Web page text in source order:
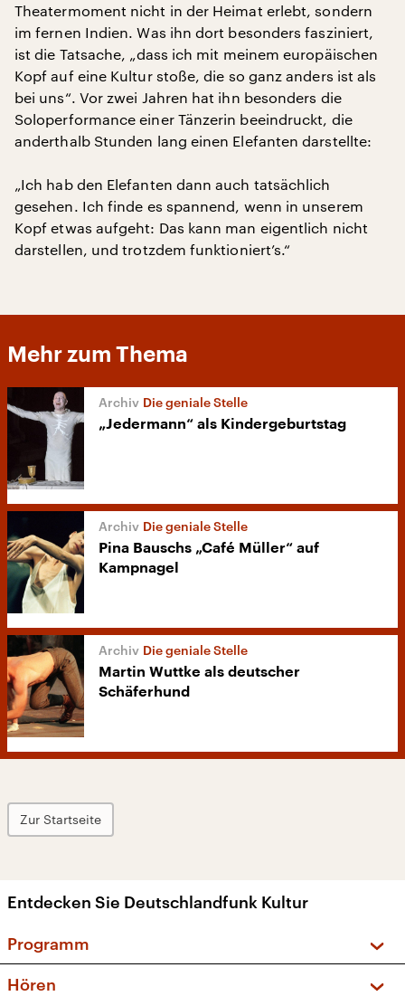
Theatermoment nicht in der Heimat erlebt, sondern
im fernen Indien. Was ihn dort besonders fasziniert,
ist die Tatsache, „dass ich mit meinem europäischen
Kopf auf eine Kultur stoße, die so ganz anders ist als
bei uns“. Vor zwei Jahren hat ihn besonders die
Soloperformance einer Tänzerin beeindruckt, die
anderthalb Stunden lang einen Elefanten darstellte:
„Ich hab den Elefanten dann auch tatsächlich
gesehen. Ich finde es spannend, wenn in unserem
Kopf etwas aufgeht: Das kann man eigentlich nicht
darstellen, und trotzdem funktioniert’s.“
Mehr zum Thema
Die geniale Stelle
„Jedermann“ als Kindergeburtstag
Die geniale Stelle
Pina Bauschs „Café Müller“ auf
Kampnagel
Die geniale Stelle
Martin Wuttke als deutscher
Schäferhund
Zur Startseite
Entdecken Sie Deutschlandfunk Kultur
Programm
Hören